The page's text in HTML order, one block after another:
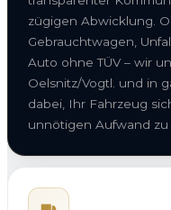
zügigen Abwicklung.
Gebrauchtwagen,
Auto ohne TÜV – wir
Oelsnitz/Vogtl. und in
dabei, Ihr Fahrzeug
unnötigen Aufwand zu